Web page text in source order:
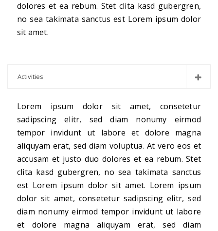
dolores et ea rebum. Stet clita kasd gubergren,
no sea takimata sanctus est Lorem ipsum dolor
sit amet.
Activities
Lorem ipsum dolor sit amet, consetetur
sadipscing elitr, sed diam nonumy eirmod
tempor invidunt ut labore et dolore magna
aliquyam erat, sed diam voluptua. At vero eos et
accusam et justo duo dolores et ea rebum. Stet
clita kasd gubergren, no sea takimata sanctus
est Lorem ipsum dolor sit amet. Lorem ipsum
dolor sit amet, consetetur sadipscing elitr, sed
diam nonumy eirmod tempor invidunt ut labore
et dolore magna aliquyam erat, sed diam